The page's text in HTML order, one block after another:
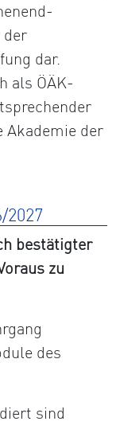
der
dar.
als ÖÄK-
Akademie der
2027
bestätigter
zu
des
sind